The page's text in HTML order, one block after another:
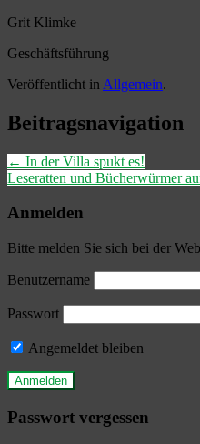
Grit Klimke
Geschäftsführung
Veröffentlicht in Allgemein.
Beitragsnavigation
← In der Villa spukt es!
Leseratten und Bücherwürmer
Anmelden
Bitte melden Sie sich bei der
Benutzername
Passwort
Angemeldet bleiben
Passwort vergessen